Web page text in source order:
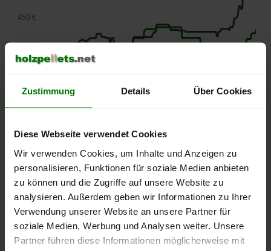
Zustimmung Details Über Cookies
Diese Webseite verwendet Cookies
Wir verwenden Cookies, um Inhalte und Anzeigen zu
personalisieren, Funktionen für soziale Medien anbieten
zu können und die Zugriffe auf unsere Website zu
analysieren. Außerdem geben wir Informationen zu Ihrer
Verwendung unserer Website an unsere Partner für
soziale Medien, Werbung und Analysen weiter. Unsere
Partner führen diese Informationen möglicherweise mit
lose Ware Sackware
September
Januar
400 €
450 €
Die aktuelle Preisentwicklung für Holzpellets in Deutschland
können Sie jederzeit auf unsererPelletspreise-Seite
nachvollziehen.